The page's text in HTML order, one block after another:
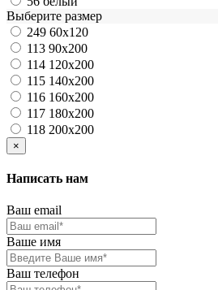
Выберите размер
249 60х120
113 90х200
114 120х200
115 140х200
116 160х200
117 180х200
118 200х200
×
Написать нам
Ваш email
Ваше имя
Ваш телефон